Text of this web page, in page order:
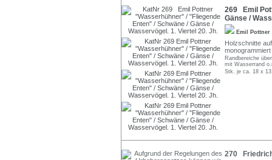
269 Emil
Gänse /
Emil Pottner
Holzschnitte
Randbereiche
mit Wasserrand
Stk. je ca. 18 x
270